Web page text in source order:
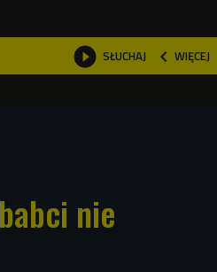
 SŁUCHAJ  WIĘCEJ

nie